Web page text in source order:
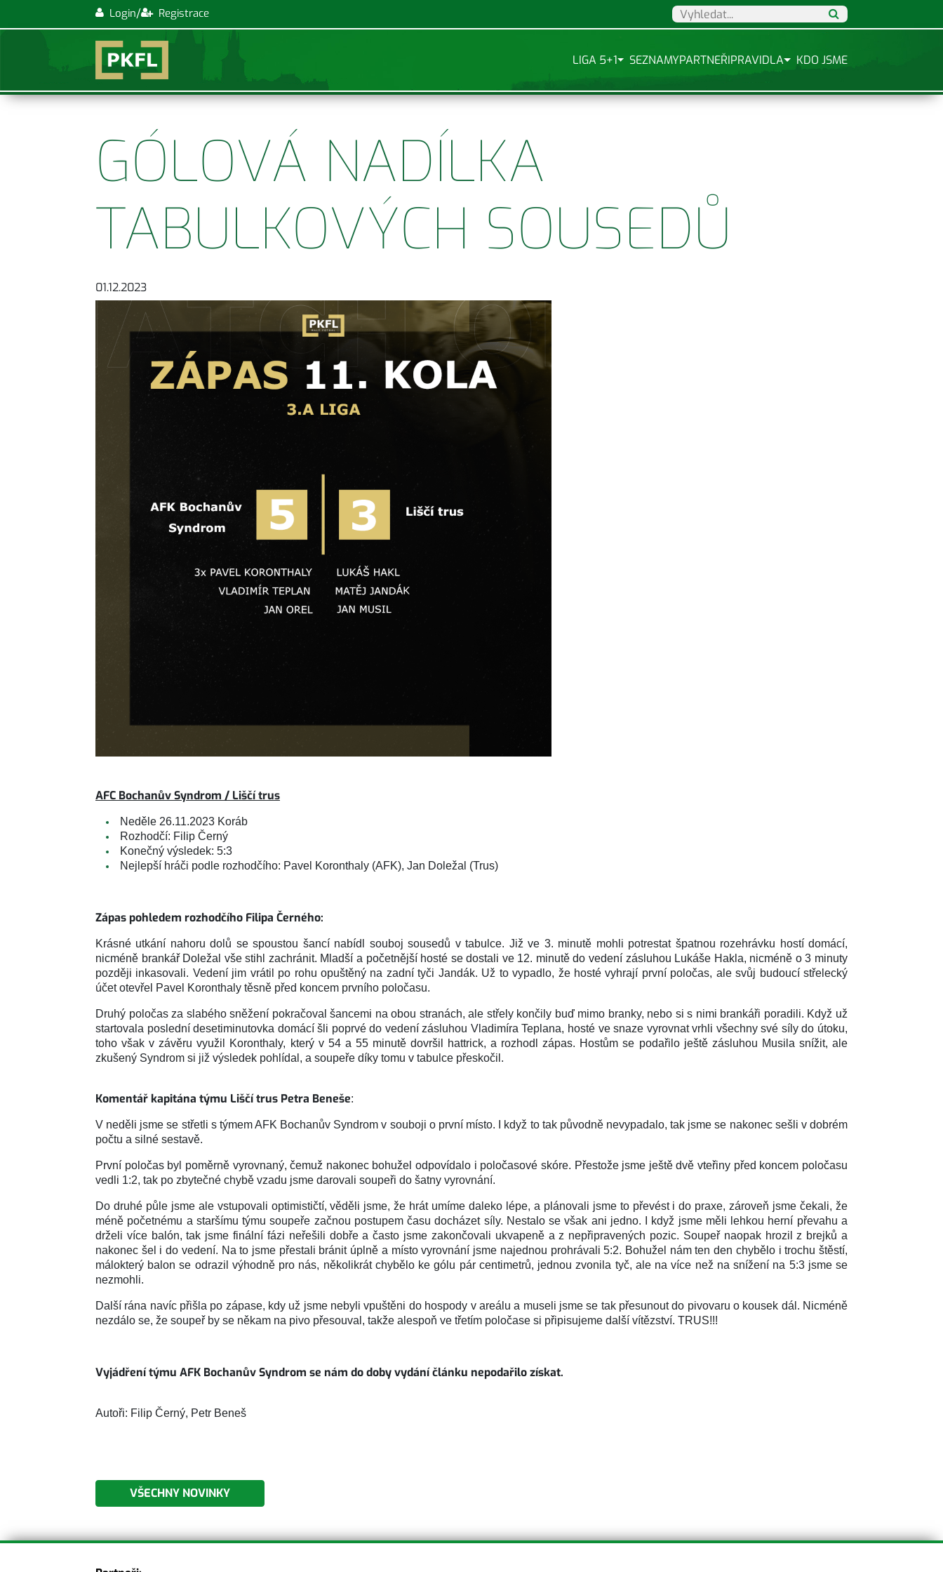
Login/ Registrace
LIGA 5+1 SEZNAMYPARTNEŘIPRAVIDLA KDO JSME
GÓLOVÁ NADÍLKA
TABULKOVÝCH SOUSEDŮ
01.12.2023
AFC Bochanův Syndrom / Liščí trus
Neděle 26.11.2023 Koráb
Rozhodčí: Filip Černý
Konečný výsledek: 5:3
Nejlepší hráči podle rozhodčího: Pavel Koronthaly (AFK), Jan Doležal (Trus)
Zápas pohledem rozhodčího Filipa Černého:
Krásné utkání nahoru dolů se spoustou šancí nabídl souboj sousedů v tabulce. Již ve 3. minutě mohli potrestat špatnou rozehrávku hostí domácí,
nicméně brankář Doležal vše stihl zachránit. Mladší a početnější hosté se dostali ve 12. minutě do vedení zásluhou Lukáše Hakla, nicméně o 3 minuty
později inkasovali. Vedení jim vrátil po rohu opuštěný na zadní tyči Jandák. Už to vypadlo, že hosté vyhrají první poločas, ale svůj budoucí střelecký
účet otevřel Pavel Koronthaly těsně před koncem prvního poločasu.
Druhý poločas za slabého sněžení pokračoval šancemi na obou stranách, ale střely končily buď mimo branky, nebo si s nimi brankáři poradili. Když už
startovala poslední desetiminutovka domácí šli poprvé do vedení zásluhou Vladimíra Teplana, hosté ve snaze vyrovnat vrhli všechny své síly do útoku,
toho však v závěru využil Koronthaly, který v 54 a 55 minutě dovršil hattrick, a rozhodl zápas. Hostům se podařilo ještě zásluhou Musila snížit, ale
zkušený Syndrom si již výsledek pohlídal, a soupeře díky tomu v tabulce přeskočil.
Komentář kapitána týmu Liščí trus Petra Beneše:
V neděli jsme se střetli s týmem AFK Bochanův Syndrom v souboji o první místo. I když to tak původně nevypadalo, tak jsme se nakonec sešli v dobrém
počtu a silné sestavě.
První poločas byl poměrně vyrovnaný, čemuž nakonec bohužel odpovídalo i poločasové skóre. Přestože jsme ještě dvě vteřiny před koncem poločasu
vedli 1:2, tak po zbytečné chybě vzadu jsme darovali soupeři do šatny vyrovnání.
Do druhé půle jsme ale vstupovali optimističtí, věděli jsme, že hrát umíme daleko lépe, a plánovali jsme to převést i do praxe, zároveň jsme čekali, že
méně početnému a staršímu týmu soupeře začnou postupem času docházet síly. Nestalo se však ani jedno. I když jsme měli lehkou herní převahu a
drželi více balón, tak jsme finální fázi neřešili dobře a často jsme zakončovali ukvapeně a z nepřipravených pozic. Soupeř naopak hrozil z brejků a
nakonec šel i do vedení. Na to jsme přestali bránit úplně a místo vyrovnání jsme najednou prohrávali 5:2. Bohužel nám ten den chybělo i trochu štěstí,
málokterý balon se odrazil výhodně pro nás, několikrát chybělo ke gólu pár centimetrů, jednou zvonila tyč, ale na více než na snížení na 5:3 jsme se
nezmohli.
Další rána navíc přišla po zápase, kdy už jsme nebyli vpuštěni do hospody v areálu a museli jsme se tak přesunout do pivovaru o kousek dál. Nicméně
nezdálo se, že soupeř by se někam na pivo přesouval, takže alespoň ve třetím poločase si připisujeme další vítězství. TRUS!!!
Vyjádření týmu AFK Bochanův Syndrom se nám do doby vydání článku nepodařilo získat.
Autoři: Filip Černý, Petr Beneš
VŠECHNY NOVINKY